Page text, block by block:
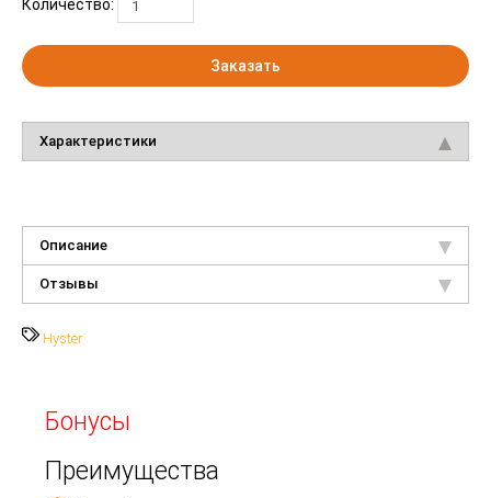
Количество:
Заказать
Характеристики
Описание
Отзывы
Hyster
Бонусы
Преимущества